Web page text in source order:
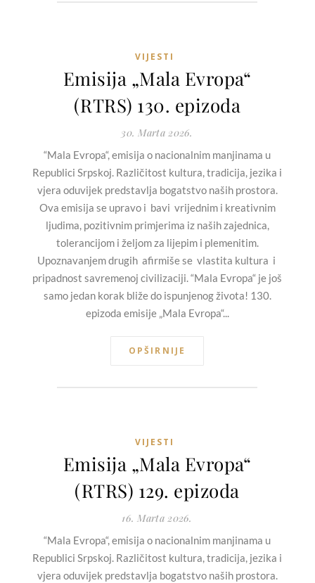
VIJESTI
Emisija „Mala Evropa“
(RTRS) 130. epizoda
30. Marta 2026.
“Mala Evropa“, emisija o nacionalnim manjinama u
Republici Srpskoj. Različitost kultura, tradicija, jezika i
vjera oduvijek predstavlja bogatstvo naših prostora.
Ova emisija se upravo i bavi vrijednim i kreativnim
ljudima, pozitivnim primjerima iz naših zajednica,
tolerancijom i željom za lijepim i plemenitim.
Upoznavanjem drugih afirmiše se vlastita kultura i
pripadnost savremenoj civilizaciji. “Mala Evropa“ je još
samo jedan korak bliže do ispunjenog života! 130.
epizoda emisije „Mala Evropa“...
OPŠIRNIJE
VIJESTI
Emisija „Mala Evropa“
(RTRS) 129. epizoda
16. Marta 2026.
“Mala Evropa“, emisija o nacionalnim manjinama u
Republici Srpskoj. Različitost kultura, tradicija, jezika i
vjera oduvijek predstavlja bogatstvo naših prostora.